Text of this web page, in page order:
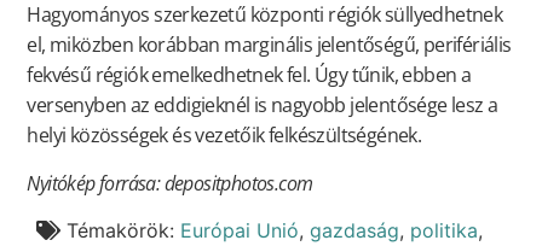
Hagyományos szerkezetű központi régiók süllyedhetnek
el, miközben korábban marginális jelentőségű, perifériális
fekvésű régiók emelkedhetnek fel. Úgy tűnik, ebben a
versenyben az eddigieknél is nagyobb jelentősége lesz a
helyi közösségek és vezetőik felkészültségének.
Nyitókép forrása: depositphotos.com
Témakörök: Európai Unió, gazdaság, politika,